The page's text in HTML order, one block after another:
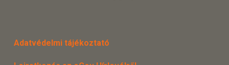
Adatvédelmi tájékoztató